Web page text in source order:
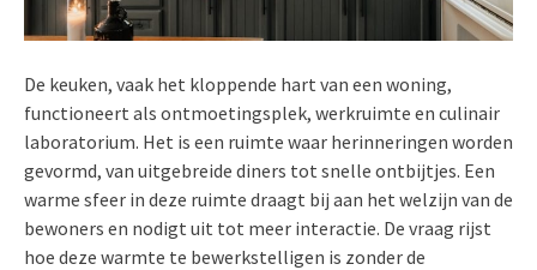
De keuken, vaak het kloppende hart van een woning,
functioneert als ontmoetingsplek, werkruimte en culinair
laboratorium. Het is een ruimte waar herinneringen worden
gevormd, van uitgebreide diners tot snelle ontbijtjes. Een
warme sfeer in deze ruimte draagt bij aan het welzijn van de
bewoners en nodigt uit tot meer interactie. De vraag rijst
hoe deze warmte te bewerkstelligen is zonder de